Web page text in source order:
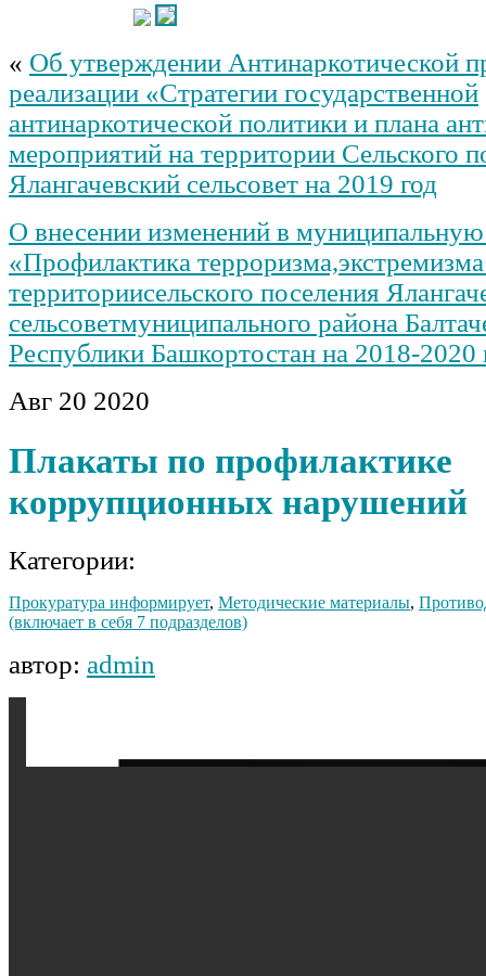
« Об утверждении Антинаркотической
реализации «Стратегии государственной
антинаркотической политики и плана
мероприятий на территории Сельского
Ялангачевский сельсовет на 2019 год
О внесении изменений в
«Профилактика
территориисельского поселения
сельсоветмуниципального района
Республики Башкортостан на 2018-2020
Авг 20 2020
Плакаты по профилактике
коррупционных нарушений
Категории:
Прокуратура информирует, Методические материалы,
(включает в себя 7 подразделов)
автор: admin